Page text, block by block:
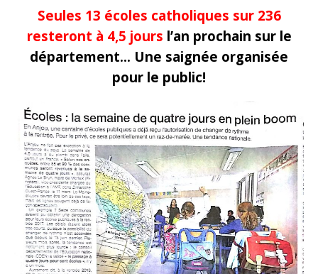
Seules 13 écoles catholiques sur 236
resteront à 4,5 jours l’an prochain sur le
département… Une saignée organisée
pour le public!